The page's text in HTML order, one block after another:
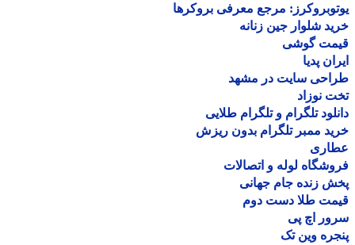
مرجع معرفی بروکرها
شلوار جین زنانه
گوشی
پدیا
سایت در مشهد
نوزاد
تلگرام و تلگرام طلایی
ممبر تلگرام بدون ریزش
لوله و اتصالات
زنده جام جهانی
طلا دست دوم
اچ پی
وین تک